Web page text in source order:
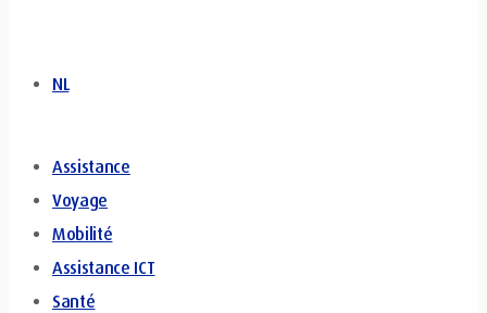
NL
Assistance
Voyage
Mobilité
Assistance ICT
Santé